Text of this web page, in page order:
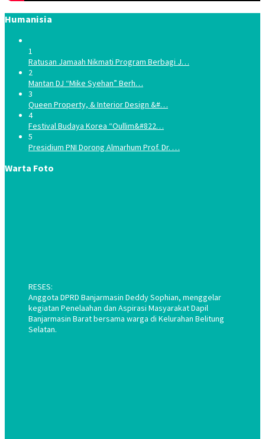
Humanisia
1
Ratusan Jamaah Nikmati Program Berbagi J…
2
Mantan DJ “Mike Syehan” Berh…
3
Queen Property, & Interior Design &#…
4
Festival Budaya Korea “Oullim&#822…
5
Presidium PNI Dorong Almarhum Prof. Dr. …
Warta Foto
RESES:
Anggota DPRD Banjarmasin Deddy Sophian, menggelar
kegiatan Penelaahan dan Aspirasi Masyarakat Dapil
Banjarmasin Barat bersama warga di Kelurahan Belitung
Selatan.